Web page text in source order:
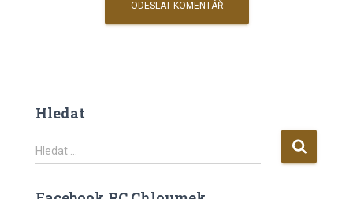
Hledat
V
y
Hledat …